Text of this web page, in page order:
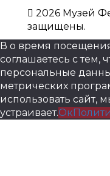
2026 Музей
защищены.
В о время
соглашаетесь с тем,
персональные
метрических
использовать сайт,
устраивает.Ок